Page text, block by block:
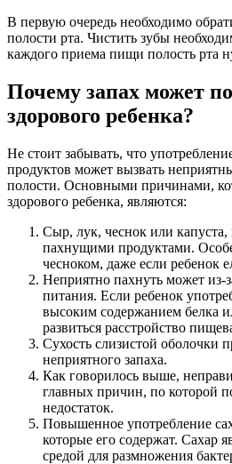
В первую очередь необходимо
полости рта. Чистить зубы
каждого приема пищи полость рта
Почему запах может
здорового ребенка?
Не стоит забывать, что
продуктов может вызвать
полости. Основными причинами,
здорового ребенка, являются:
Сыр, лук, чеснок или капуста,
пахнущими продуктами.
чесноком, даже если ребенок
Неприятно пахнуть может из-
питания. Если ребенок
высоким содержанием белка
развиться расстройство
Сухость слизистой оболочки
неприятного запаха.
Как говорилось выше,
главных причин, по которой
недостаток.
Повышенное употребление
которые его содержат. Сахар
средой для размножения